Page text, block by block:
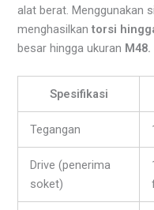
alat berat. Menggunakan
menghasilkantorsi
besar hingga ukuran M48.
Spesifikasi
Tegangan
Drive (penerima
soket)